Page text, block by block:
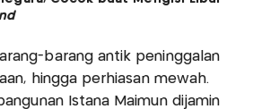
barang antik peninggalan
hingga perhiasan mewah.
Istana Maimun dijamin